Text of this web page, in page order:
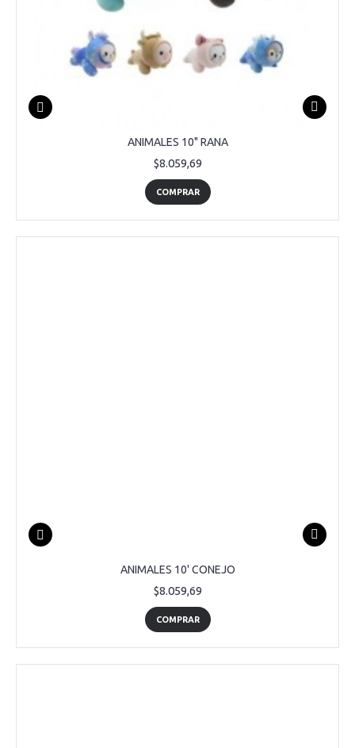
ANIMALES 10" RANA
$8.059,69
COMPRAR
ANIMALES 10' CONEJO
$8.059,69
COMPRAR